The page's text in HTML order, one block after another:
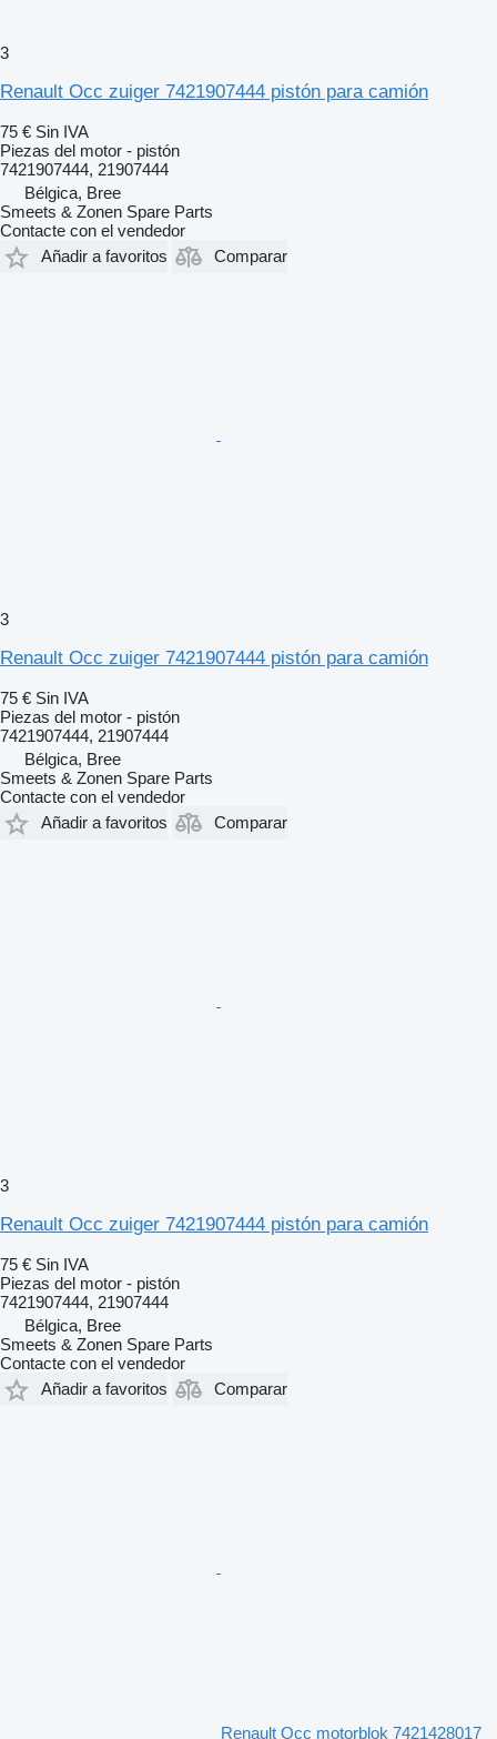
3
Renault Occ zuiger 7421907444 pistón para camión
75 € Sin IVA
Piezas del motor - pistón
7421907444, 21907444
Bélgica, Bree
Smeets & Zonen Spare Parts
Contacte con el vendedor
Añadir a favoritos
Comparar
3
Renault Occ zuiger 7421907444 pistón para camión
75 € Sin IVA
Piezas del motor - pistón
7421907444, 21907444
Bélgica, Bree
Smeets & Zonen Spare Parts
Contacte con el vendedor
Añadir a favoritos
Comparar
3
Renault Occ zuiger 7421907444 pistón para camión
75 € Sin IVA
Piezas del motor - pistón
7421907444, 21907444
Bélgica, Bree
Smeets & Zonen Spare Parts
Contacte con el vendedor
Añadir a favoritos
Comparar
Renault Occ motorblok 7421428017